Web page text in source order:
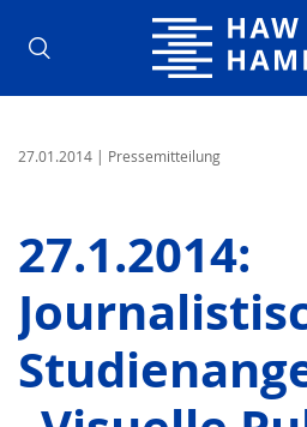
Hamburg
27.01.2014 | Pressemitteilung
27.1.2014: